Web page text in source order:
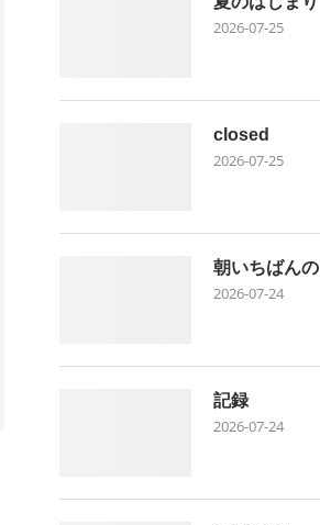
2026-07-25
closed
2026-07-25
朝いちばんの
2026-07-24
記録
2026-07-24